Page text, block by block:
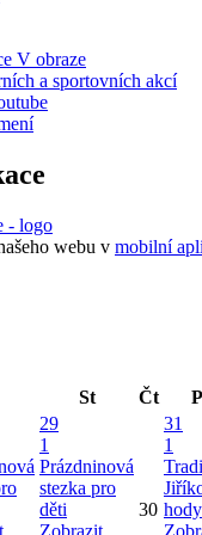
V obraze
a sportovních akcí
webu v mobilní
St Čt
29
1
Prázdninová
stezka pro
děti
30
31
1
hody